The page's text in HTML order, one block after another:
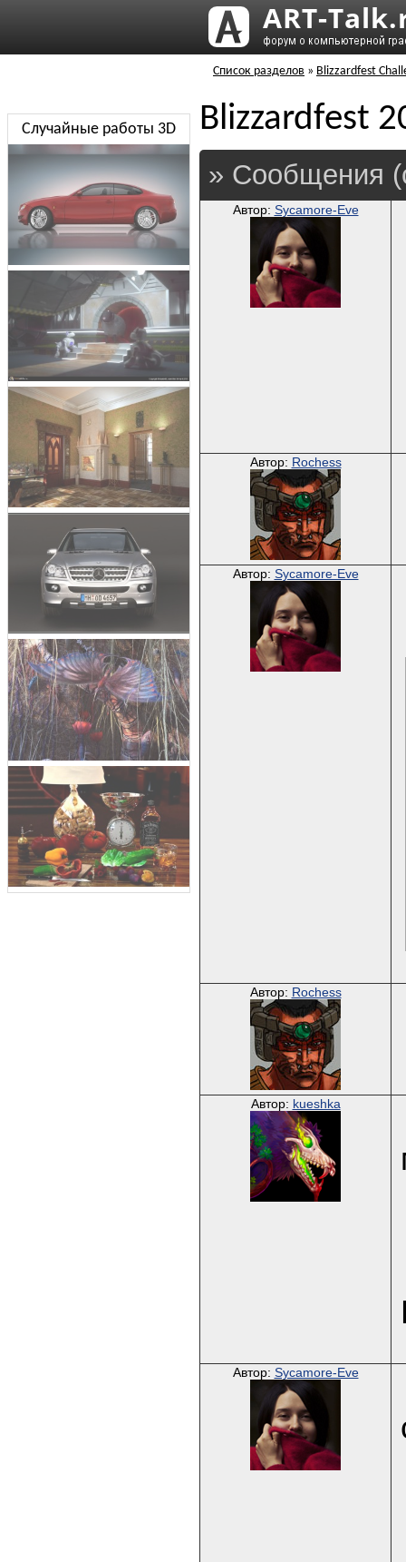
Список разделов » Blizzardfest
Blizzardfest
» Сообщения
Автор: Sycamore-Eve
Автор: Rochess
Автор: Sycamore-Eve
Автор: Rochess
Автор: kueshka
Автор: Sycamore-Eve
Случайные работы 3D